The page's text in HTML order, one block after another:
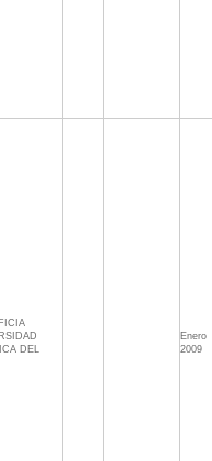
DEL
Enero
2009